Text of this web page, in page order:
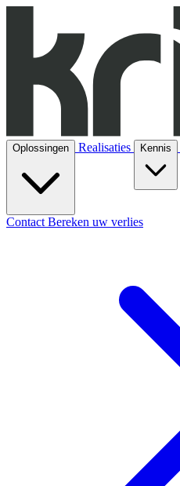
Oplossingen Realisaties Kennis
Contact Bereken uw verlies